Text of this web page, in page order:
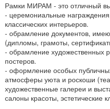
Рамки МИРАМ - это отличный
- церемониальные
классических интерьеров.
- обрамление документов,
(дипломы, грамоты,
- обрамление художественных
постеров.
- оформление особых
атмосферы уюта и роскоши
художественные галереи и
салоны красоты, эстетические